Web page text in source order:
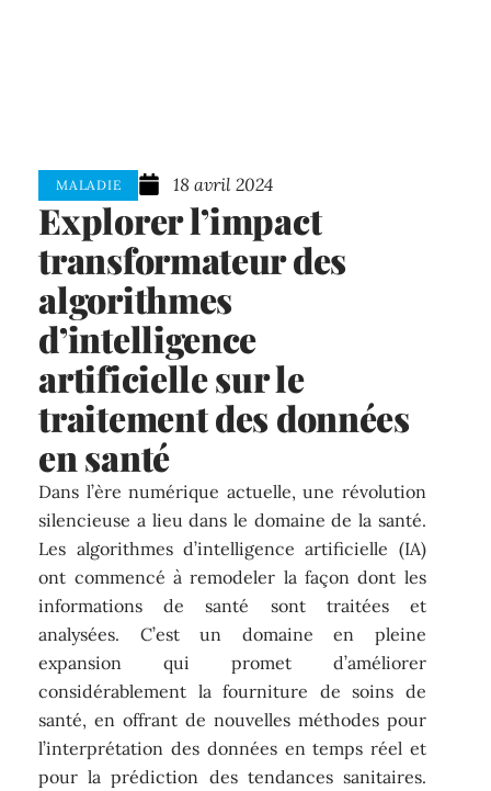
MALADIE 18 avril 2024
Explorer l’impact
transformateur des
algorithmes
d’intelligence
artificielle sur le
traitement des données
en santé
Dans l’ère numérique actuelle, une révolution
silencieuse a lieu dans le domaine de la santé.
Les algorithmes d’intelligence artificielle (IA)
ont commencé à remodeler la façon dont les
informations de santé sont traitées et
analysées. C’est un domaine en pleine
expansion qui promet d’améliorer
considérablement la fourniture de soins de
santé, en offrant de nouvelles méthodes pour
l’interprétation des données en temps réel et
pour la prédiction des tendances sanitaires.